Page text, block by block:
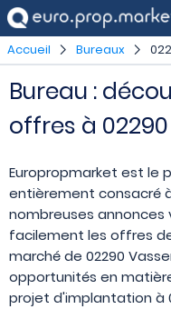
Accueil Bureaux
Bureau :
offres à
Europropmarket est le
entièrement consacré
nombreuses
facilement les offres
marché de 02290
opportunités en
projet d'implantation à